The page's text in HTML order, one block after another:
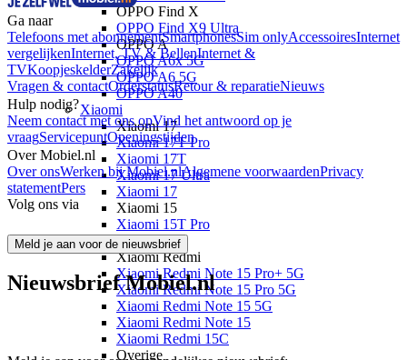
OPPO Find X
OPPO Find X9 Ultra
OPPO A
OPPO A6x 5G
OPPO A6 5G
OPPO A40
Xiaomi
Xiaomi 17
Xiaomi 17T Pro
Xiaomi 17T
Xiaomi 17 Ultra
Xiaomi 17
Xiaomi 15
Xiaomi 15T Pro
Xiaomi 15T
Xiaomi Redmi
Xiaomi Redmi Note 15 Pro+ 5G
Xiaomi Redmi Note 15 Pro 5G
Xiaomi Redmi Note 15 5G
Xiaomi Redmi Note 15
Xiaomi Redmi 15C
Overige
Ga naar
Telefoons met abonnementSmartphonesSim onlyAccessoiresInternet
vergelijkenInternet, TV & BellenInternet &
TVKoopjeskelderZakelijk
Vragen & contactOrderstatusRetour & reparatieNieuws
Hulp nodig?
Neem contact met ons opVind het antwoord op je
vraagServicepuntOpeningstijden
Over Mobiel.nl
Over onsWerken bij Mobiel.nlAlgemene voorwaardenPrivacy
statementPers
Volg ons via
Meld je aan voor de nieuwsbrief
Nieuwsbrief Mobiel.nl